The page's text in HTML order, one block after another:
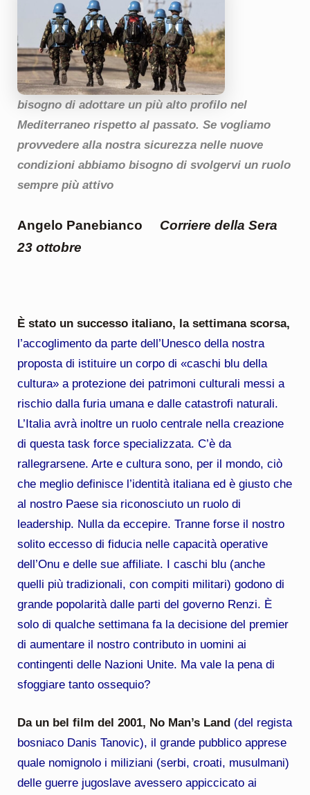
bisogno di adottare un più alto profilo nel
Mediterraneo rispetto al passato. Se vogliamo
provvedere alla nostra sicurezza nelle nuove
condizioni abbiamo bisogno di svolgervi un ruolo
sempre più attivo
Angelo Panebianco Corriere della Sera
23 ottobre
È stato un successo italiano, la settimana scorsa,
l’accoglimento da parte dell’Unesco della nostra
proposta di istituire un corpo di «caschi blu della
cultura» a protezione dei patrimoni culturali messi a
rischio dalla furia umana e dalle catastrofi naturali.
L’Italia avrà inoltre un ruolo centrale nella creazione
di questa task force specializzata. C’è da
rallegrarsene. Arte e cultura sono, per il mondo, ciò
che meglio definisce l’identità italiana ed è giusto che
al nostro Paese sia riconosciuto un ruolo di
leadership. Nulla da eccepire. Tranne forse il nostro
solito eccesso di fiducia nelle capacità operative
dell’Onu e delle sue affiliate. I caschi blu (anche
quelli più tradizionali, con compiti militari) godono di
grande popolarità dalle parti del governo Renzi. È
solo di qualche settimana fa la decisione del premier
di aumentare il nostro contributo in uomini ai
contingenti delle Nazioni Unite. Ma vale la pena di
sfoggiare tanto ossequio?
Da un bel film del 2001, No Man’s Land(del regista
bosniaco Danis Tanovic), il grande pubblico apprese
quale nomignolo i miliziani (serbi, croati, musulmani)
delle guerre jugoslave avessero appiccicato ai